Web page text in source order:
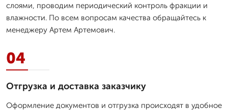
слоями, проводим периодический контроль фракции и
влажности. По всем вопросам качества обращайтесь к
менеджеру Артем Артемович.
04
Отгрузка и доставка заказчику
Оформление документов и отгрузка происходят в удобное